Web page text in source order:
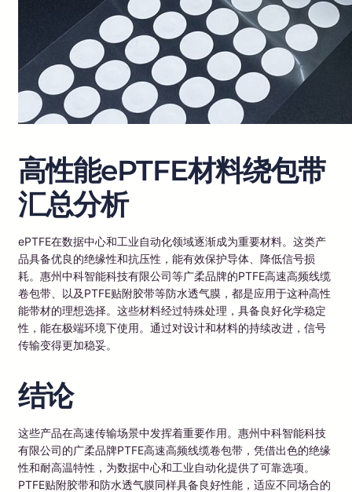
高性能ePTFE材料绕包带
汇总分析
ePTFE在数据中心和工业自动化领域逐渐成为重要材料。这类产
品具备优良的绝缘性和抗压性，能有效保护导体、降低信号损
耗。惠州中科智能科技有限公司等广柔品牌的PTFE高速高频线缆
卷包带、以及PTFE贴附胶带等防水透气膜，都是应用于这种高性
能带材的理想选择。这些材料经过特殊处理，具备良好化学稳定
性，能在极端环境下使用。通过对设计和材料的持续改进，信号
传输变得更加稳妥。
结论
这些产品在高速传输场景中发挥着重要作用。惠州中科智能科技
有限公司的广柔品牌PTFE高速高频线缆卷包带，凭借出色的绝缘
性和耐高温特性，为数据中心和工业自动化提供了可靠选项。
PTFE贴附胶带和防水透气膜同样具备良好性能，适应不同场合的